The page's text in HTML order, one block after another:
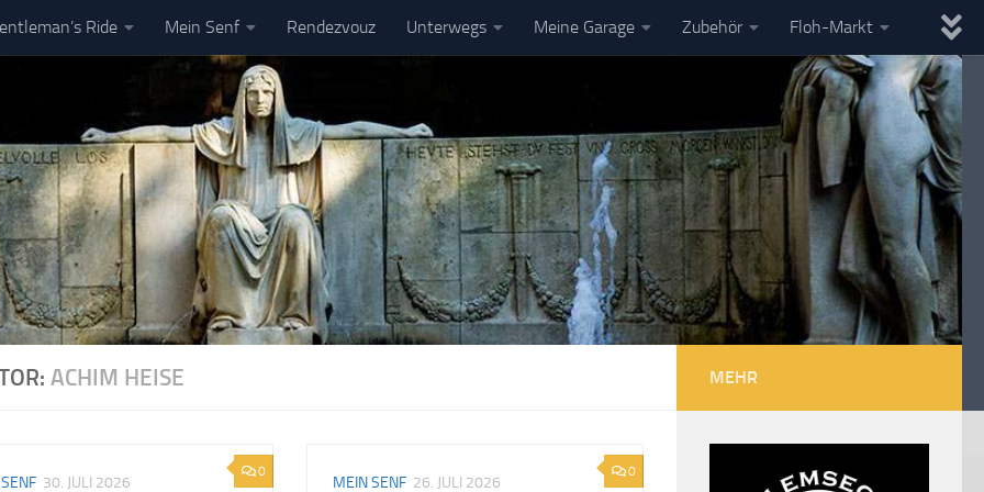
Ride Mein Senf Rendezvouz Unterwegs Meine Garage Zubehör Floh-Markt
ACHIM HEISE
0
30. JULI 2026
0
MEIN SENF 26. JULI 2026
MEHR